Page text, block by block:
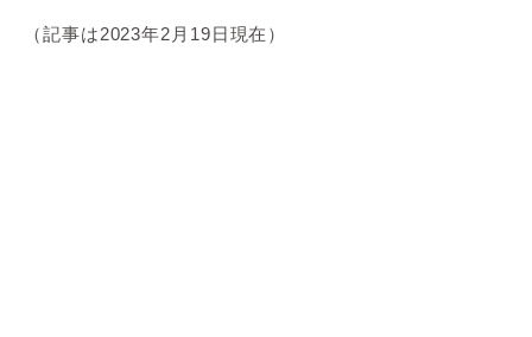
（記事は2023年2月19日現在）